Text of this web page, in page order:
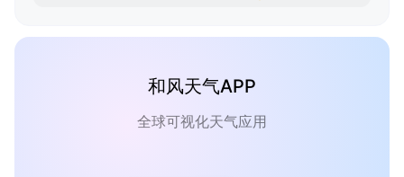
和风天气APP
全球可视化天气应用